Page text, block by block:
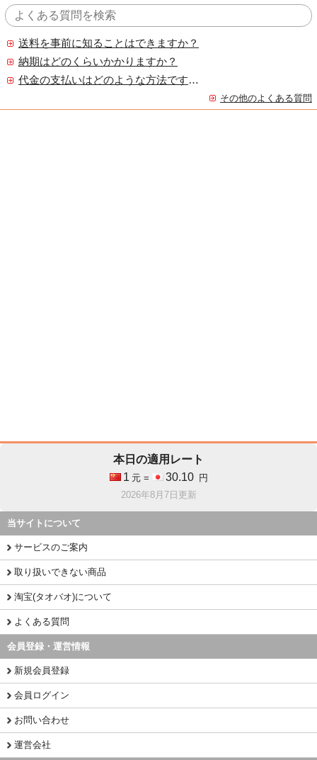
送料を事前に知ることはできますか？
納期はどのくらいかかりますか？
代金の支払いはどのような方法ですか？
その他のよくある質問
本日の適用レート
1 元 = 30.10
円
2026年8月7日更新
当サイトについて
サービスのご案内
取り扱いできない商品
淘宝(タオバオ)について
よくある質問
会員登録・運営情報
新規会員登録
会員ログイン
お問い合わせ
運営会社